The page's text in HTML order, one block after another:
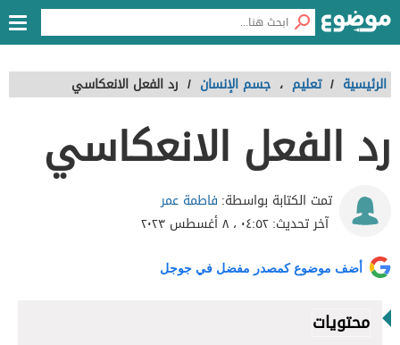
الرئيسية / تعليم ، جسم الإنسان / رد الفعل الانعكاسي
رد الفعل الانعكاسي
تمت الكتابة بواسطة: فاطمة عمر
آخر تحديث:٠٤:٥٢ ، ٨ أغسطس ٢٠٢٣
أضف موضوع كمصدر مفضل في جوجل
محتويات